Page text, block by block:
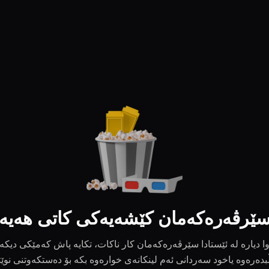
کێشەیەکی کاتی
وا دیارە لە ئێستادا سێرڤەرەکەمان کار ناکات، تکایە پاش کەمێکی دیکە
یاخود سەردانی ئەم لینکانەی خوارەوە بکە بۆ دەستکەوتنی